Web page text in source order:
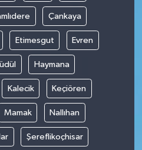
Çankaya
Etimesgut Evren
Haymana
Kalecik Keçiören
Mamak Nallıhan
Şereflikoçhisar